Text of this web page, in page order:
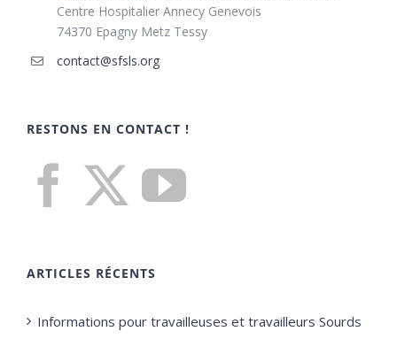
Centre Hospitalier Annecy Genevois
74370 Epagny Metz Tessy
contact@sfsls.org
RESTONS EN CONTACT !
ARTICLES RÉCENTS
Informations pour travailleuses et travailleurs Sourds